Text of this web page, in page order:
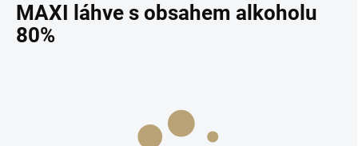
MAXI láhve s obsahem alkoholu
80%